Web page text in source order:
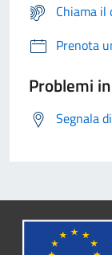
Chiama
Prenota
Problemi
Segnala